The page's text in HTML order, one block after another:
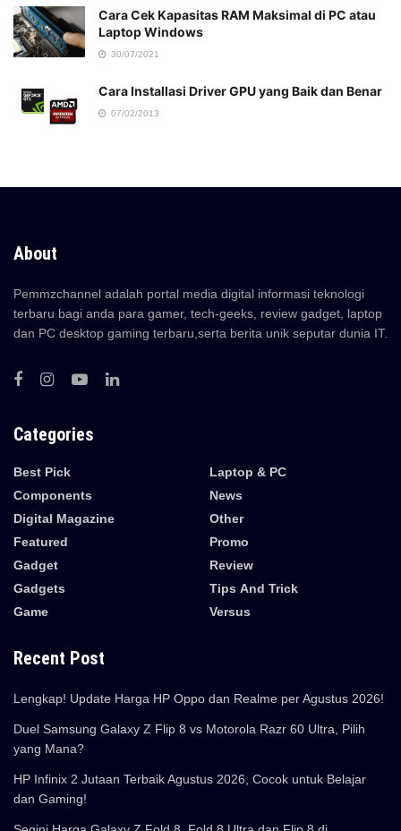
Cara Cek Kapasitas RAM Maksimal di PC atau
Laptop Windows
30/07/2021
Cara Installasi Driver GPU yang Baik dan Benar
07/02/2013
About
Pemmzchannel adalah portal media digital informasi teknologi
terbaru bagi anda para gamer, tech-geeks, review gadget, laptop
dan PC desktop gaming terbaru,serta berita unik seputar dunia IT.
Categories
Best Pick
Components
Digital Magazine
Featured
Gadget
Gadgets
Game
Laptop & PC
News
Other
Promo
Review
Tips And Trick
Versus
Recent Post
Lengkap! Update Harga HP Oppo dan Realme per Agustus 2026!
Duel Samsung Galaxy Z Flip 8 vs Motorola Razr 60 Ultra, Pilih
yang Mana?
HP Infinix 2 Jutaan Terbaik Agustus 2026, Cocok untuk Belajar
dan Gaming!